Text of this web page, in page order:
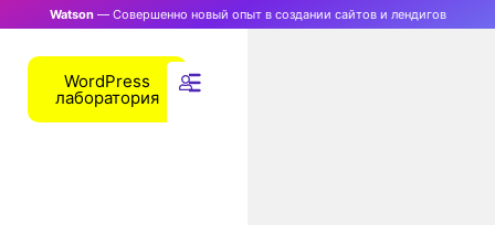
Watson— Совершенно новый опыт в создании сайтов и лендигов
WordPress
лаборатория